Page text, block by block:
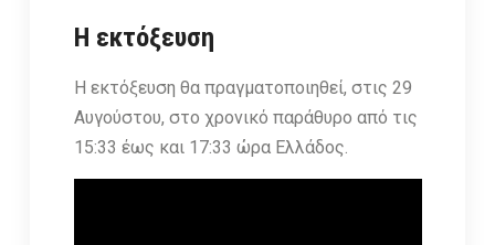
Η εκτόξευση
Η εκτόξευση θα πραγματοποιηθεί, στις 29
Αυγούστου, στο χρονικό παράθυρο από τις
15:33 έως και 17:33 ώρα Ελλάδος.